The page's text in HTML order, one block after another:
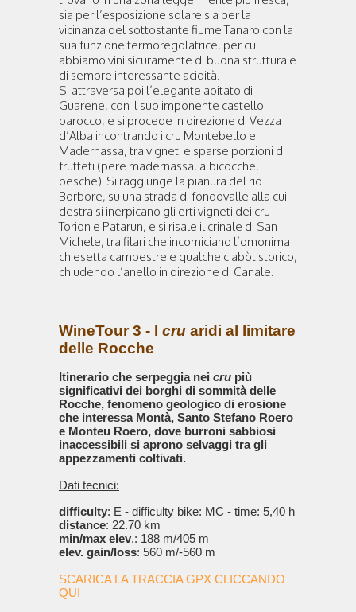
sia per l’esposizione solare sia per la
vicinanza del sottostante fiume Tanaro con la
sua funzione termoregolatrice, per cui
abbiamo vini sicuramente di buona struttura e
di sempre interessante acidità.
Si attraversa poi l’elegante abitato di
Guarene, con il suo imponente castello
barocco, e si procede in direzione di Vezza
d’Alba incontrando i cru Montebello e
Madernassa, tra vigneti e sparse porzioni di
frutteti (pere madernassa, albicocche,
pesche). Si raggiunge la pianura del rio
Borbore, su una strada di fondovalle alla cui
destra si inerpicano gli erti vigneti dei cru
Torion e Patarun, e si risale il crinale di San
Michele, tra filari che incorniciano l’omonima
chiesetta campestre e qualche ciabòt storico,
chiudendo l’anello in direzione di Canale.
WineTour 3 - I cru aridi al limitare
delle Rocche
Itinerario che serpeggia nei cru più
significativi dei borghi di sommità delle
Rocche, fenomeno geologico di erosione
che interessa Montà, Santo Stefano Roero
e Monteu Roero, dove burroni sabbiosi
inaccessibili si aprono selvaggi tra gli
appezzamenti coltivati.
Dati tecnici:
difficulty: E - difficulty bike: MC - time: 5,40 h
distance: 22.70 km
min/max elev.: 188 m/405 m
elev. gain/loss: 560 m/-560 m
SCARICA LA TRACCIA GPX CLICCANDO
QUI